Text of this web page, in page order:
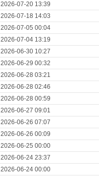
2026-07-20 13:39
2026-07-18 14:03
2026-07-05 00:04
2026-07-04 13:19
2026-06-30 10:27
2026-06-29 00:32
2026-06-28 03:21
2026-06-28 02:46
2026-06-28 00:59
2026-06-27 09:01
2026-06-26 07:07
2026-06-26 00:09
2026-06-25 00:00
2026-06-24 23:37
2026-06-24 00:00